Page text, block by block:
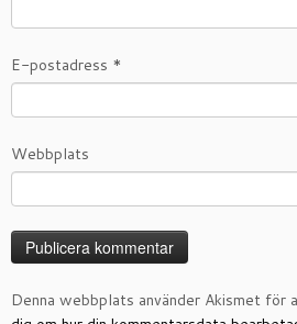
E-postadress *
Webbplats
Denna webbplats använder Akismet för